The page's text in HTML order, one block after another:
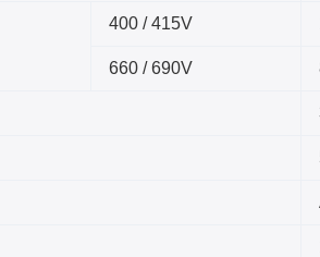
400 / 415V
660 / 690V